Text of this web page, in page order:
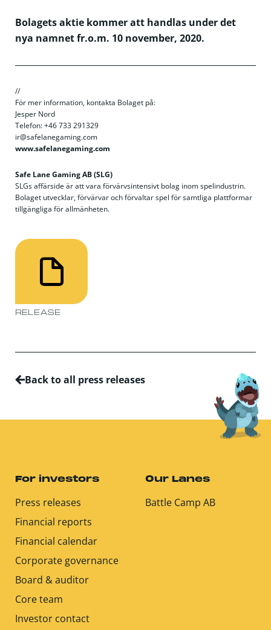
Bolagets aktie kommer att handlas under det
nya namnet fr.o.m. 10 november, 2020.
//
För mer information, kontakta Bolaget på:
Jesper Nord
Telefon: +46 733 291329
ir@safelanegaming.com
www.safelanegaming.com
Safe Lane Gaming AB (SLG)
SLGs affärside är att vara förvärvsintensivt bolag inom spelindustrin.
Bolaget utvecklar, förvärvar och förvaltar spel för samtliga plattformar
tillgängliga för allmänheten.
RELEASE
Back to all press releases
For investors
Press releases
Financial reports
Financial calendar
Corporate governance
Board & auditor
Core team
Investor contact
Our Lanes
Battle Camp AB